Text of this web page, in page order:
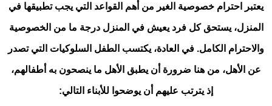
يعتبر احترام خصوصية الغير من أهم القواعد التي يجب تطبيقها في
المنزل، يستحق كل فرد يعيش في المنزل درجة ما من الخصوصية
والاحترام الكامل. في العادة، يكتسب الطفل السلوكيات التي تصدر
عن الأهل، من هنا ضرورة أن يطبق الأهل ما ينصحون به أطفالهم،
إذ يترتب عليهم أن يوضحوا للأبناء التالي: